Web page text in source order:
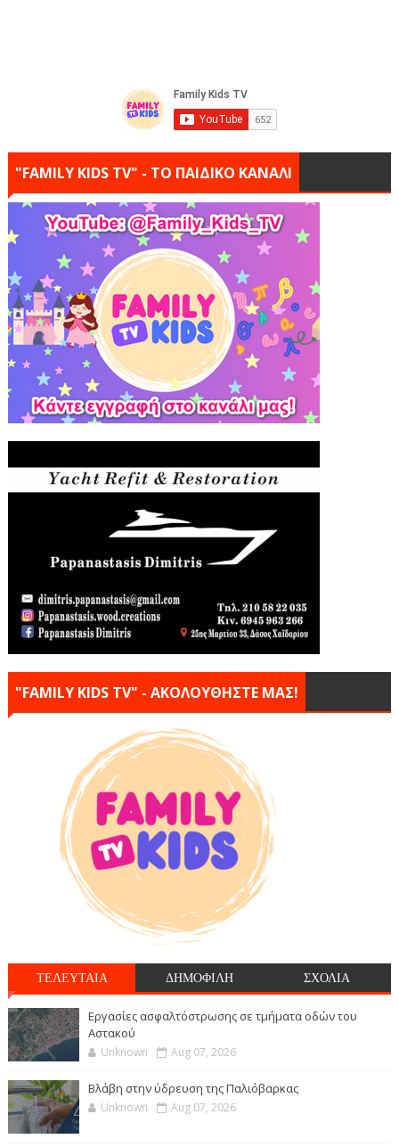
"FAMILY KIDS TV" - ΤΟ ΠΑΙΔΙΚΟ ΚΑΝΑΛΙ
"FAMILY KIDS TV" - ΑΚΟΛΟΥΘΗΣΤΕ ΜΑΣ!
ΤΕΛΕΥΤΑΙΑ ΔΗΜΟΦΙΛΗ ΣΧΟΛΙΑ
Εργασίες ασφαλτόστρωσης σε τμήματα οδών του
Αστακού
Unknown Aug 07, 2026
Βλάβη στην ύδρευση της Παλιόβαρκας
Unknown Aug 07, 2026